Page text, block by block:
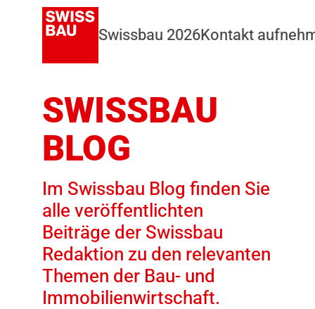
Swissbau 2026Kontakt
SWISSBAU
BLOG
Im Swissbau Blog finden Sie
alle veröffentlichten
Beiträge der Swissbau
Redaktion zu den relevanten
Themen der Bau- und
Immobilienwirtschaft.